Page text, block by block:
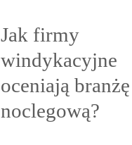
Jak firmy
windykacyjne
oceniają branżę
noclegową?